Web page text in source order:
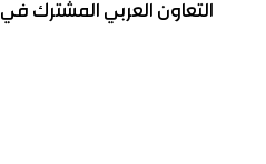
التعاون العربي المشترك